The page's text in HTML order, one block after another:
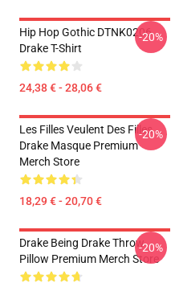
Hip Hop Gothic DTNK0206
Drake T-Shirt
24,38 € - 28,06 €
-20%
Les Filles Veulent Des Filles
Drake Masque Premium
Merch Store
18,29 € - 20,70 €
-20%
Drake Being Drake Throw
Pillow Premium Merch Store
-20%